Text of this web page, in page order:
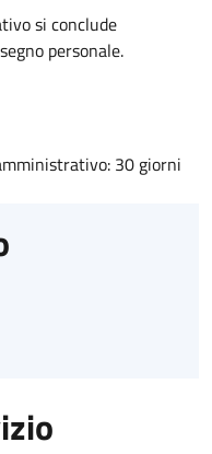
si conclude
personale.
30 giorni